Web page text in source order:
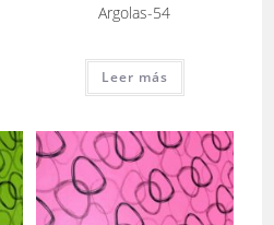
Argolas-54
Leer más